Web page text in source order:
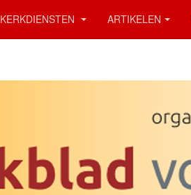
KERKDIENSTEN ARTIKELEN